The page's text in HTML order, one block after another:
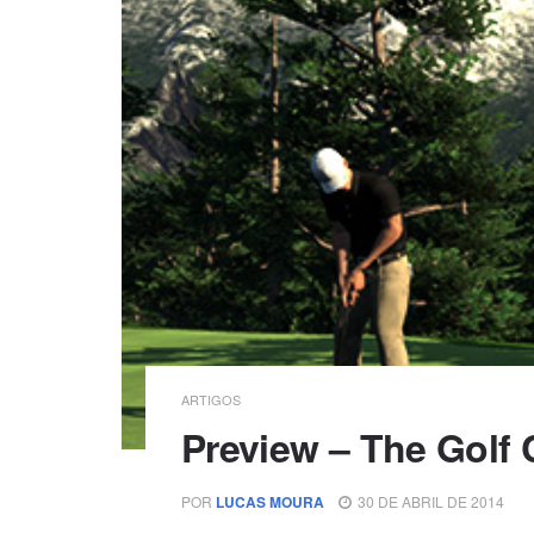
ARTIGOS
Preview – The Golf
POR LUCAS MOURA 30 DE ABRIL DE 2014